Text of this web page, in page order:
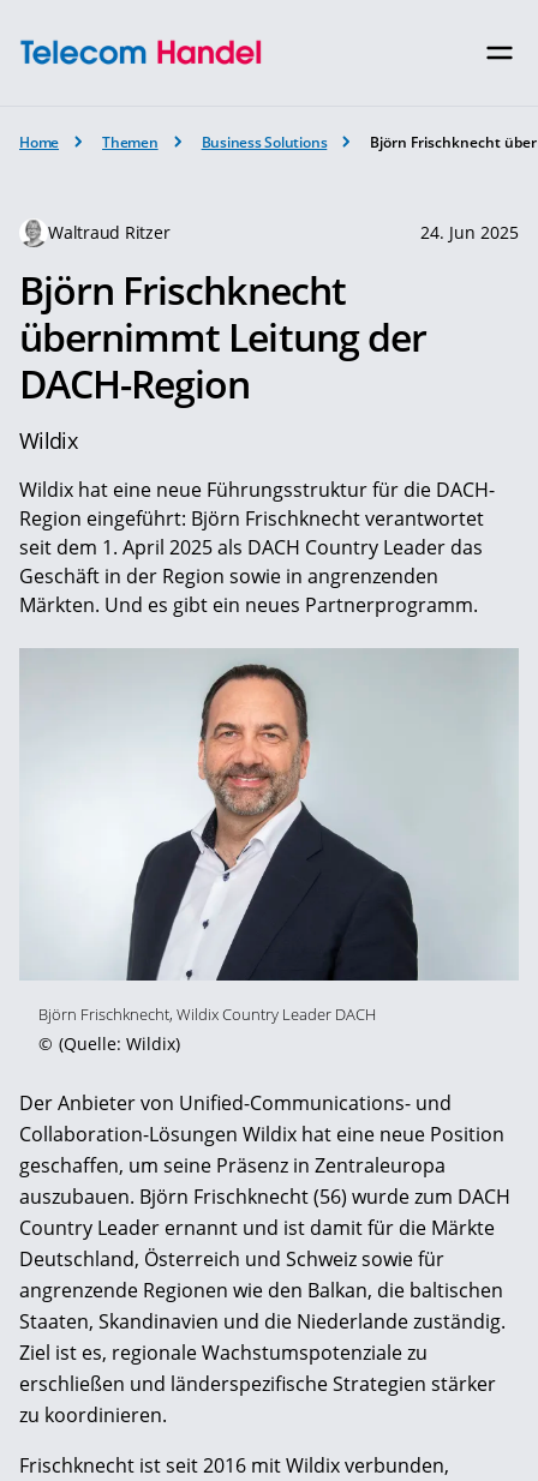
Home Themen Business Solutions Björn Frischknecht
Waltraud Ritzer 24. Jun 2025
Björn Frischknecht
übernimmt Leitung der
DACH-Region
Wildix
Wildix hat eine neue Führungsstruktur für die DACH-
Region eingeführt: Björn Frischknecht verantwortet
seit dem 1. April 2025 als DACH Country Leader das
Geschäft in der Region sowie in angrenzenden
Märkten. Und es gibt ein neues Partnerprogramm.
Björn Frischknecht, Wildix Country Leader DACH
© (Quelle: Wildix)
Der Anbieter von Unified-Communications- und
Collaboration-Lösungen Wildix hat eine neue Position
geschaffen, um seine Präsenz in Zentraleuropa
auszubauen. Björn Frischknecht (56) wurde zum DACH
Country Leader ernannt und ist damit für die Märkte
Deutschland, Österreich und Schweiz sowie für
angrenzende Regionen wie den Balkan, die baltischen
Staaten, Skandinavien und die Niederlande zuständig.
Ziel ist es, regionale Wachstumspotenziale zu
erschließen und länderspezifische Strategien stärker
zu koordinieren.
Frischknecht ist seit 2016 mit Wildix verbunden,